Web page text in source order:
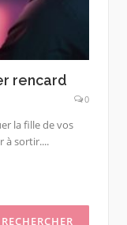
rencard
0
la fille de vos
à sortir....